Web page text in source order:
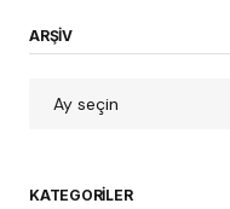
ARŞİV
KATEGORILER